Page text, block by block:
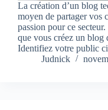
La création d’un blog
moyen de partager vos
passion pour ce secteur.
que vous créez un blog
Identifiez votre public
Judnick